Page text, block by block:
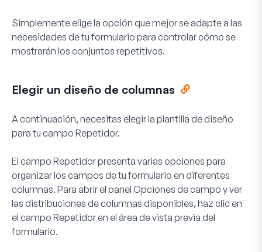
Simplemente elige la opción que mejor se adapte a las
necesidades de tu formulario para controlar cómo se
mostrarán los conjuntos repetitivos.
Elegir un diseño de columnas
A continuación, necesitas elegir la plantilla de diseño
para tu campo Repetidor.
El campo Repetidor presenta varias opciones para
organizar los campos de tu formulario en diferentes
columnas. Para abrir el panel Opciones de campo y ver
las distribuciones de columnas disponibles, haz clic en
el campo Repetidoren el área de vista previa del
formulario.